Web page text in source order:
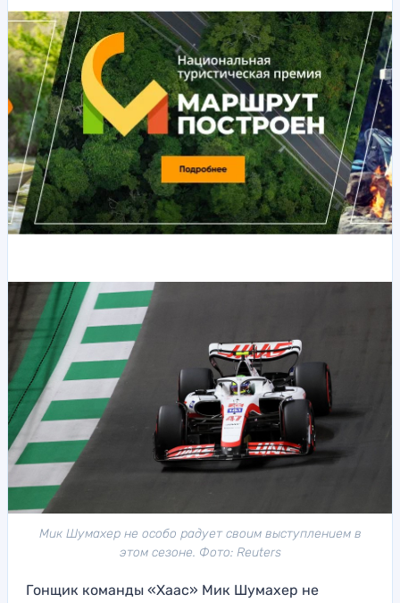
Мик Шумахер не особо радует своим выступлением в
этом сезоне. Фото: Reuters
Гонщик команды «Хаас» Мик Шумахер не